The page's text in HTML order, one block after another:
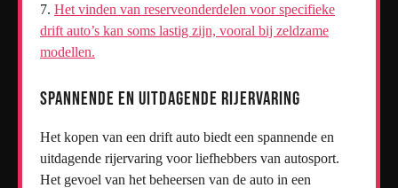
Het vinden van reserveonderdelen voor specifieke
drift auto’s kan soms lastig zijn, vooral bij zeldzame
modellen.
Spannende en uitdagende rijervaring
Het kopen van een drift auto biedt een spannende en
uitdagende rijervaring voor liefhebbers van autosport.
Het gevoel van het beheersen van de auto in een